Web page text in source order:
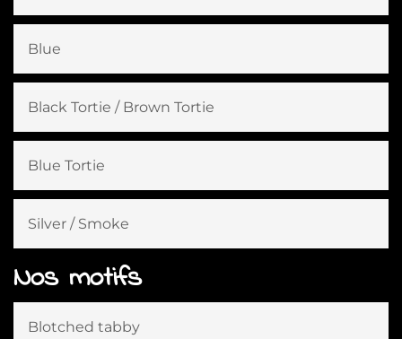
Blue
Black Tortie / Brown Tortie
Blue Tortie
Silver / Smoke
Nos motifs
Blotched tabby